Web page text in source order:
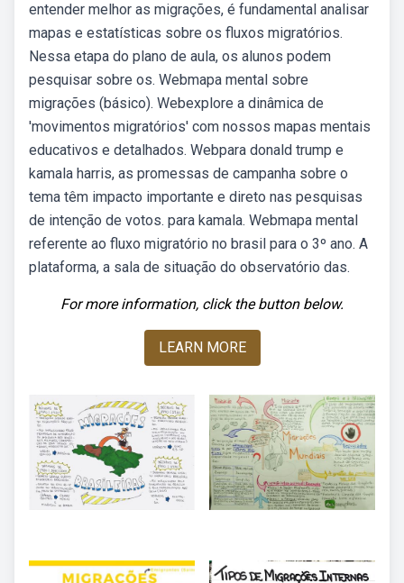
entender melhor as migrações, é fundamental analisar
mapas e estatísticas sobre os fluxos migratórios.
Nessa etapa do plano de aula, os alunos podem
pesquisar sobre os. Webmapa mental sobre
migrações (básico). Webexplore a dinâmica de
'movimentos migratórios' com nossos mapas mentais
educativos e detalhados. Webpara donald trump e
kamala harris, as promessas de campanha sobre o
tema têm impacto importante e direto nas pesquisas
de intenção de votos. para kamala. Webmapa mental
referente ao fluxo migratório no brasil para o 3º ano. A
plataforma, a sala de situação do observatório das.
For more information, click the button below.
LEARN MORE